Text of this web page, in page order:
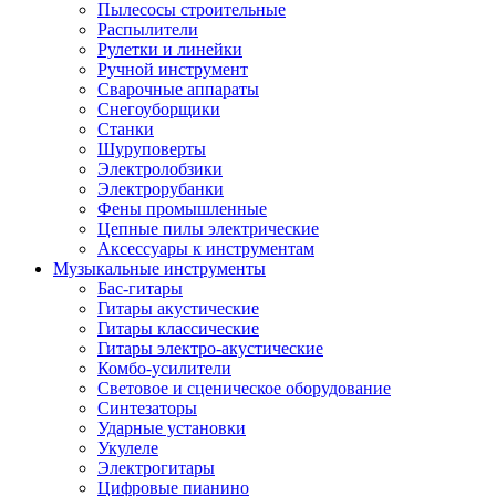
Пылесосы строительные
Распылители
Рулетки и линейки
Ручной инструмент
Сварочные аппараты
Снегоуборщики
Станки
Шуруповерты
Электролобзики
Электрорубанки
Фены промышленные
Цепные пилы электрические
Аксессуары к инструментам
Музыкальные инструменты
Бас-гитары
Гитары акустические
Гитары классические
Гитары электро-акустические
Комбо-усилители
Световое и сценическое оборудование
Синтезаторы
Ударные установки
Укулеле
Электрогитары
Цифровые пианино